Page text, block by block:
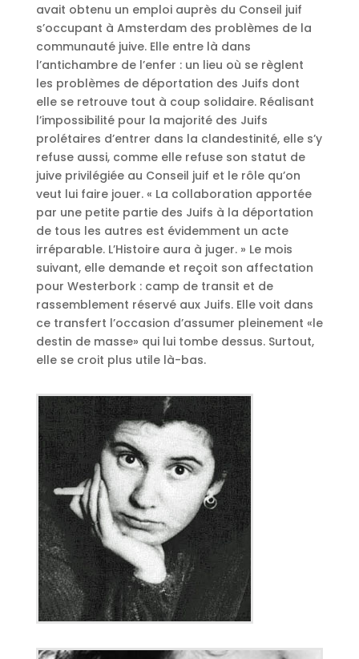
avait obtenu un emploi auprès du Conseil juif
s’occupant à Amsterdam des problèmes de la
communauté juive. Elle entre là dans
l’antichambre de l’enfer : un lieu où se règlent
les problèmes de déportation des Juifs dont
elle se retrouve tout à coup solidaire. Réalisant
l’impossibilité pour la majorité des Juifs
prolétaires d’entrer dans la clandestinité, elle s’y
refuse aussi, comme elle refuse son statut de
juive privilégiée au Conseil juif et le rôle qu’on
veut lui faire jouer. « La collaboration apportée
par une petite partie des Juifs à la déportation
de tous les autres est évidemment un acte
irréparable. L’Histoire aura à juger. » Le mois
suivant, elle demande et reçoit son affectation
pour Westerbork : camp de transit et de
rassemblement réservé aux Juifs. Elle voit dans
ce transfert l’occasion d’assumer pleinement «le
destin de masse» qui lui tombe dessus. Surtout,
elle se croit plus utile là-bas.